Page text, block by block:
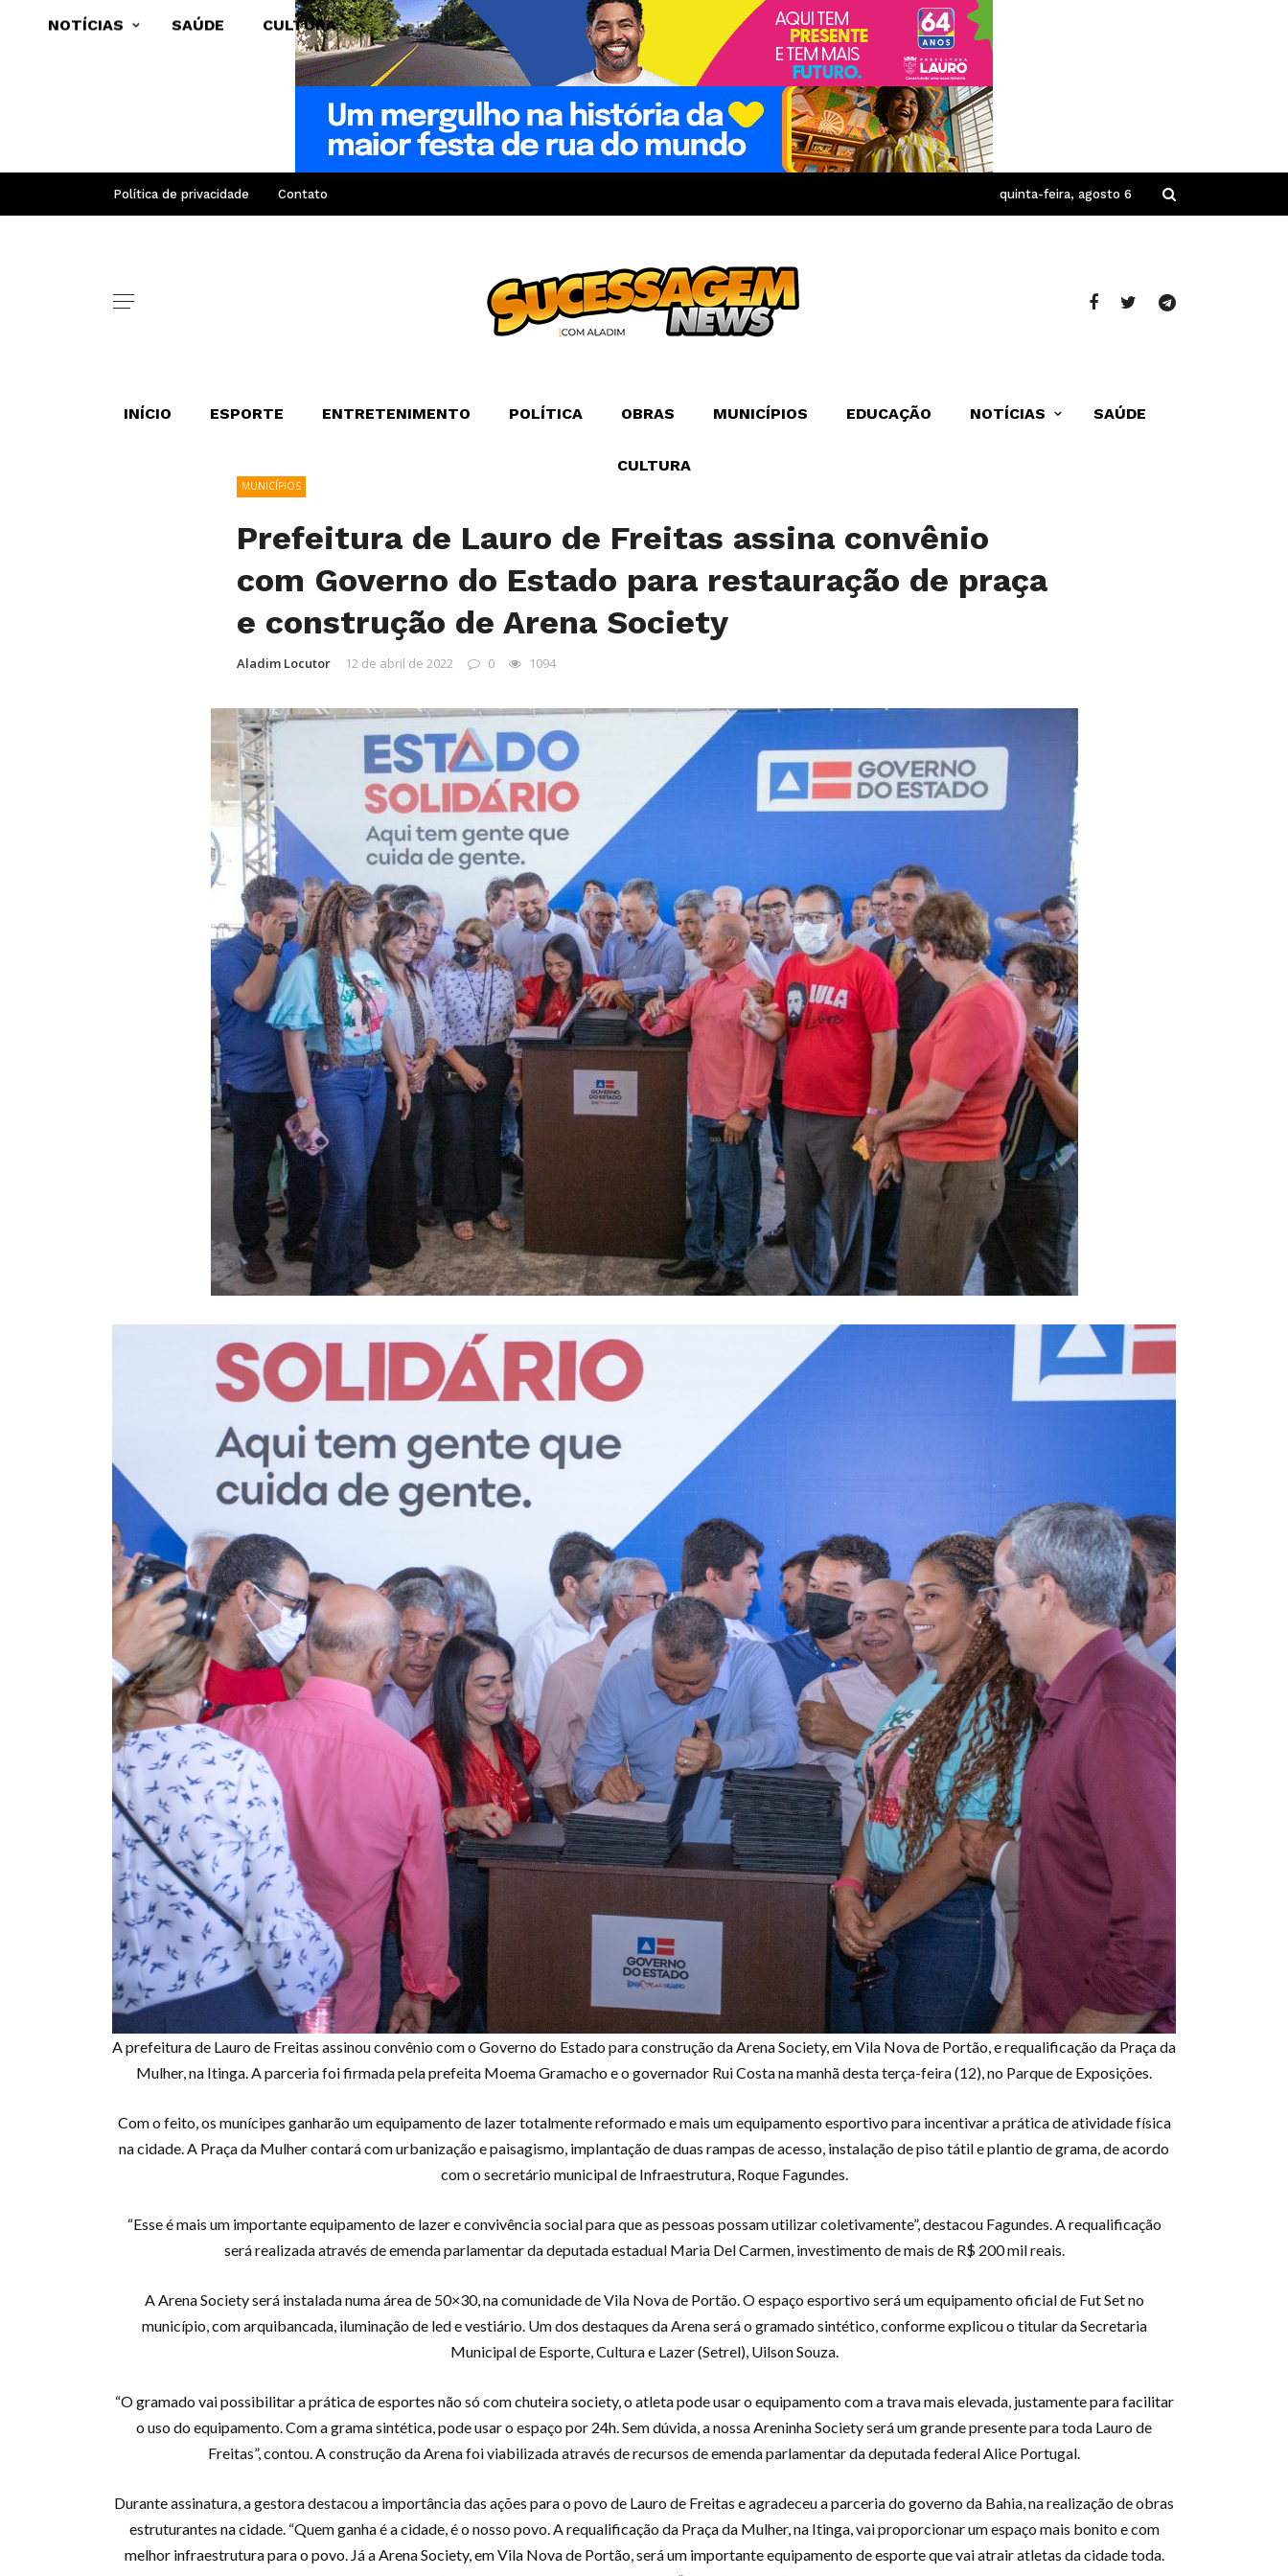
Política de privacidade Contato quinta-feira, agosto 6
INÍCIO ESPORTE ENTRETENIMENTO POLÍTICA OBRAS MUNICÍPIOS EDUCAÇÃO NOTÍCIAS SAÚDE
CULTURA
NOTÍCIAS SAÚDE CULTURA
MUNICÍPIOS
Prefeitura de Lauro de Freitas assina convênio
com Governo do Estado para restauração de praça
e construção de Arena Society
Aladim Locutor 12 de abril de 2022 0 1094
A prefeitura de Lauro de Freitas assinou convênio com o Governo do Estado para construção da Arena Society, em Vila Nova de Portão, e requalificação da Praça da
Mulher, na Itinga. A parceria foi firmada pela prefeita Moema Gramacho e o governador Rui Costa na manhã desta terça-feira (12), no Parque de Exposições.
Com o feito, os munícipes ganharão um equipamento de lazer totalmente reformado e mais um equipamento esportivo para incentivar a prática de atividade física
na cidade. A Praça da Mulher contará com urbanização e paisagismo, implantação de duas rampas de acesso, instalação de piso tátil e plantio de grama, de acordo
com o secretário municipal de Infraestrutura, Roque Fagundes.
“Esse é mais um importante equipamento de lazer e convivência social para que as pessoas possam utilizar coletivamente”, destacou Fagundes. A requalificação
será realizada através de emenda parlamentar da deputada estadual Maria Del Carmen, investimento de mais de R$ 200 mil reais.
A Arena Society será instalada numa área de 50×30, na comunidade de Vila Nova de Portão. O espaço esportivo será um equipamento oficial de Fut Set no
município, com arquibancada, iluminação de led e vestiário. Um dos destaques da Arena será o gramado sintético, conforme explicou o titular da Secretaria
Municipal de Esporte, Cultura e Lazer (Setrel), Uilson Souza.
“O gramado vai possibilitar a prática de esportes não só com chuteira society, o atleta pode usar o equipamento com a trava mais elevada, justamente para facilitar
o uso do equipamento. Com a grama sintética, pode usar o espaço por 24h. Sem dúvida, a nossa Areninha Society será um grande presente para toda Lauro de
Freitas”, contou. A construção da Arena foi viabilizada através de recursos de emenda parlamentar da deputada federal Alice Portugal.
Durante assinatura, a gestora destacou a importância das ações para o povo de Lauro de Freitas e agradeceu a parceria do governo da Bahia, na realização de obras
estruturantes na cidade. “Quem ganha é a cidade, é o nosso povo. A requalificação da Praça da Mulher, na Itinga, vai proporcionar um espaço mais bonito e com
melhor infraestrutura para o povo. Já a Arena Society, em Vila Nova de Portão, será um importante equipamento de esporte que vai atrair atletas da cidade toda.